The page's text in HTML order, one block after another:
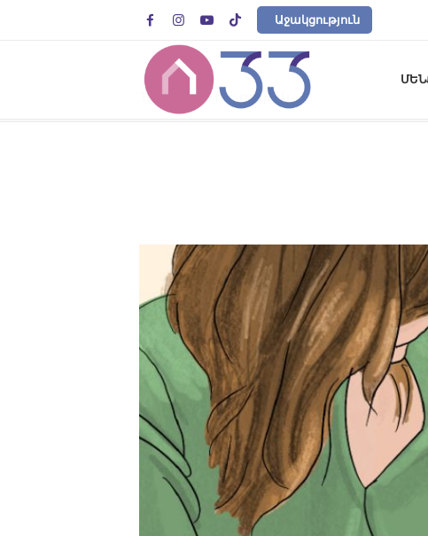
    Աջակցություն
Tag Archive for: դայակ